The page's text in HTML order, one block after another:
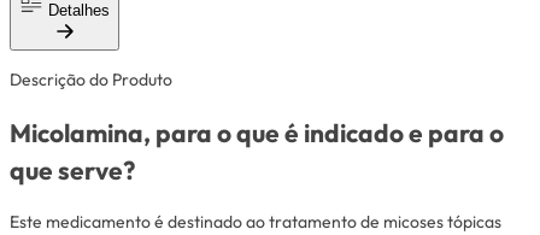
Detalhes
Descrição do Produto
Micolamina, para o que é indicado e para o
que serve?
Este medicamento é destinado ao tratamento de micoses tópicas